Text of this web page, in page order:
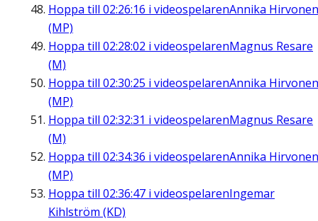
Hoppa till 02:26:16 i videospelarenAnnika Hirvonen
(MP)
Hoppa till 02:28:02 i videospelarenMagnus Resare
(M)
Hoppa till 02:30:25 i videospelarenAnnika Hirvonen
(MP)
Hoppa till 02:32:31 i videospelarenMagnus Resare
(M)
Hoppa till 02:34:36 i videospelarenAnnika Hirvonen
(MP)
Hoppa till 02:36:47 i videospelarenIngemar
Kihlström (KD)